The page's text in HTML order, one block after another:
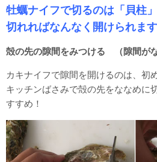
牡蠣ナイフで切るのは「貝柱
切れればなんなく開けられます
殻の先の隙間をみつける （隙間が
カキナイフで隙間を開けるのは、初
キッチンばさみで殻の先をななめに
すすめ！